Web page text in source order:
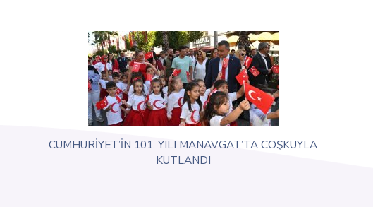
CUMHURİYET’İN 101. YILI MANAVGAT’TA COŞKUYLA
KUTLANDI